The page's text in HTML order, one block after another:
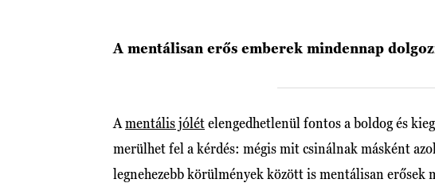
A mentálisan erős emberek mindennap
Amentális jólételengedhetlenül fontos a boldog és
merülhet fel a kérdés: mégis mit csinálnak másként
legnehezebb körülmények között is mentálisan erősek